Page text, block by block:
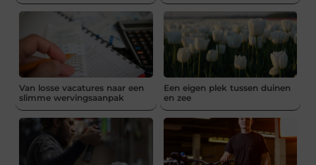
Van losse vacatures naar een
slimme wervingsaanpak
Een eigen plek tussen duinen
en zee